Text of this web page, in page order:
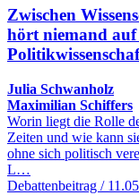
Zwischen
hört niemand
Julia Schwanholz
Maximilian Schiffers
Worin liegt die Rolle
Zeiten und wie kann
ohne sich politisch
L…
Debattenbeitrag /